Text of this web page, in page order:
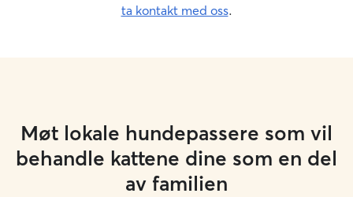
ta kontakt med oss.
Møt lokale hundepassere som vil
behandle kattene dine som en del
av familien